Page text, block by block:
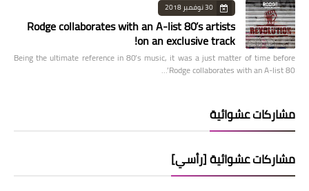
30 نوفمبر 2018
Rodge collaborates with an A-list 80’s artists
on an exclusive track!
Being the ultimate reference in 80’s music, it was a just matter of time before
Rodge collaborates with an A-list 80’…
مشاركات عشوائية
مشاركات عشوائية [رأسي]